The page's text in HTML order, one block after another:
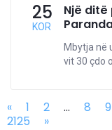
25
KOR
Një
Mbytja në
vit 30 çdo
« 1 2 ... 8 9
2125
»